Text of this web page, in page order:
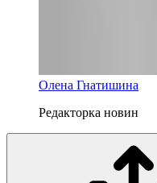
Олена Гнатишина
Редакторка новин